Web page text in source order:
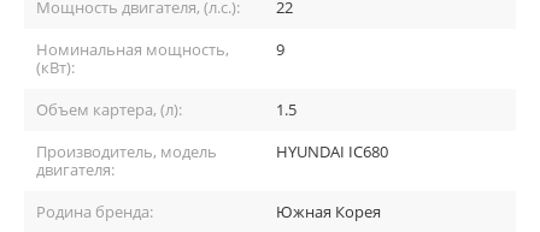
Мощность двигателя, (л.с.):
22
Номинальная мощность,
(кВт):
9
Объем картера, (л):
1.5
Производитель, модель
двигателя:
HYUNDAI IC680
Родина бренда:
Южная Корея